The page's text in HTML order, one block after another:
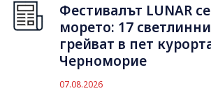
Фестивалът LUNAR
морето: 17
грейват в пет
Черноморие
07.08.2026